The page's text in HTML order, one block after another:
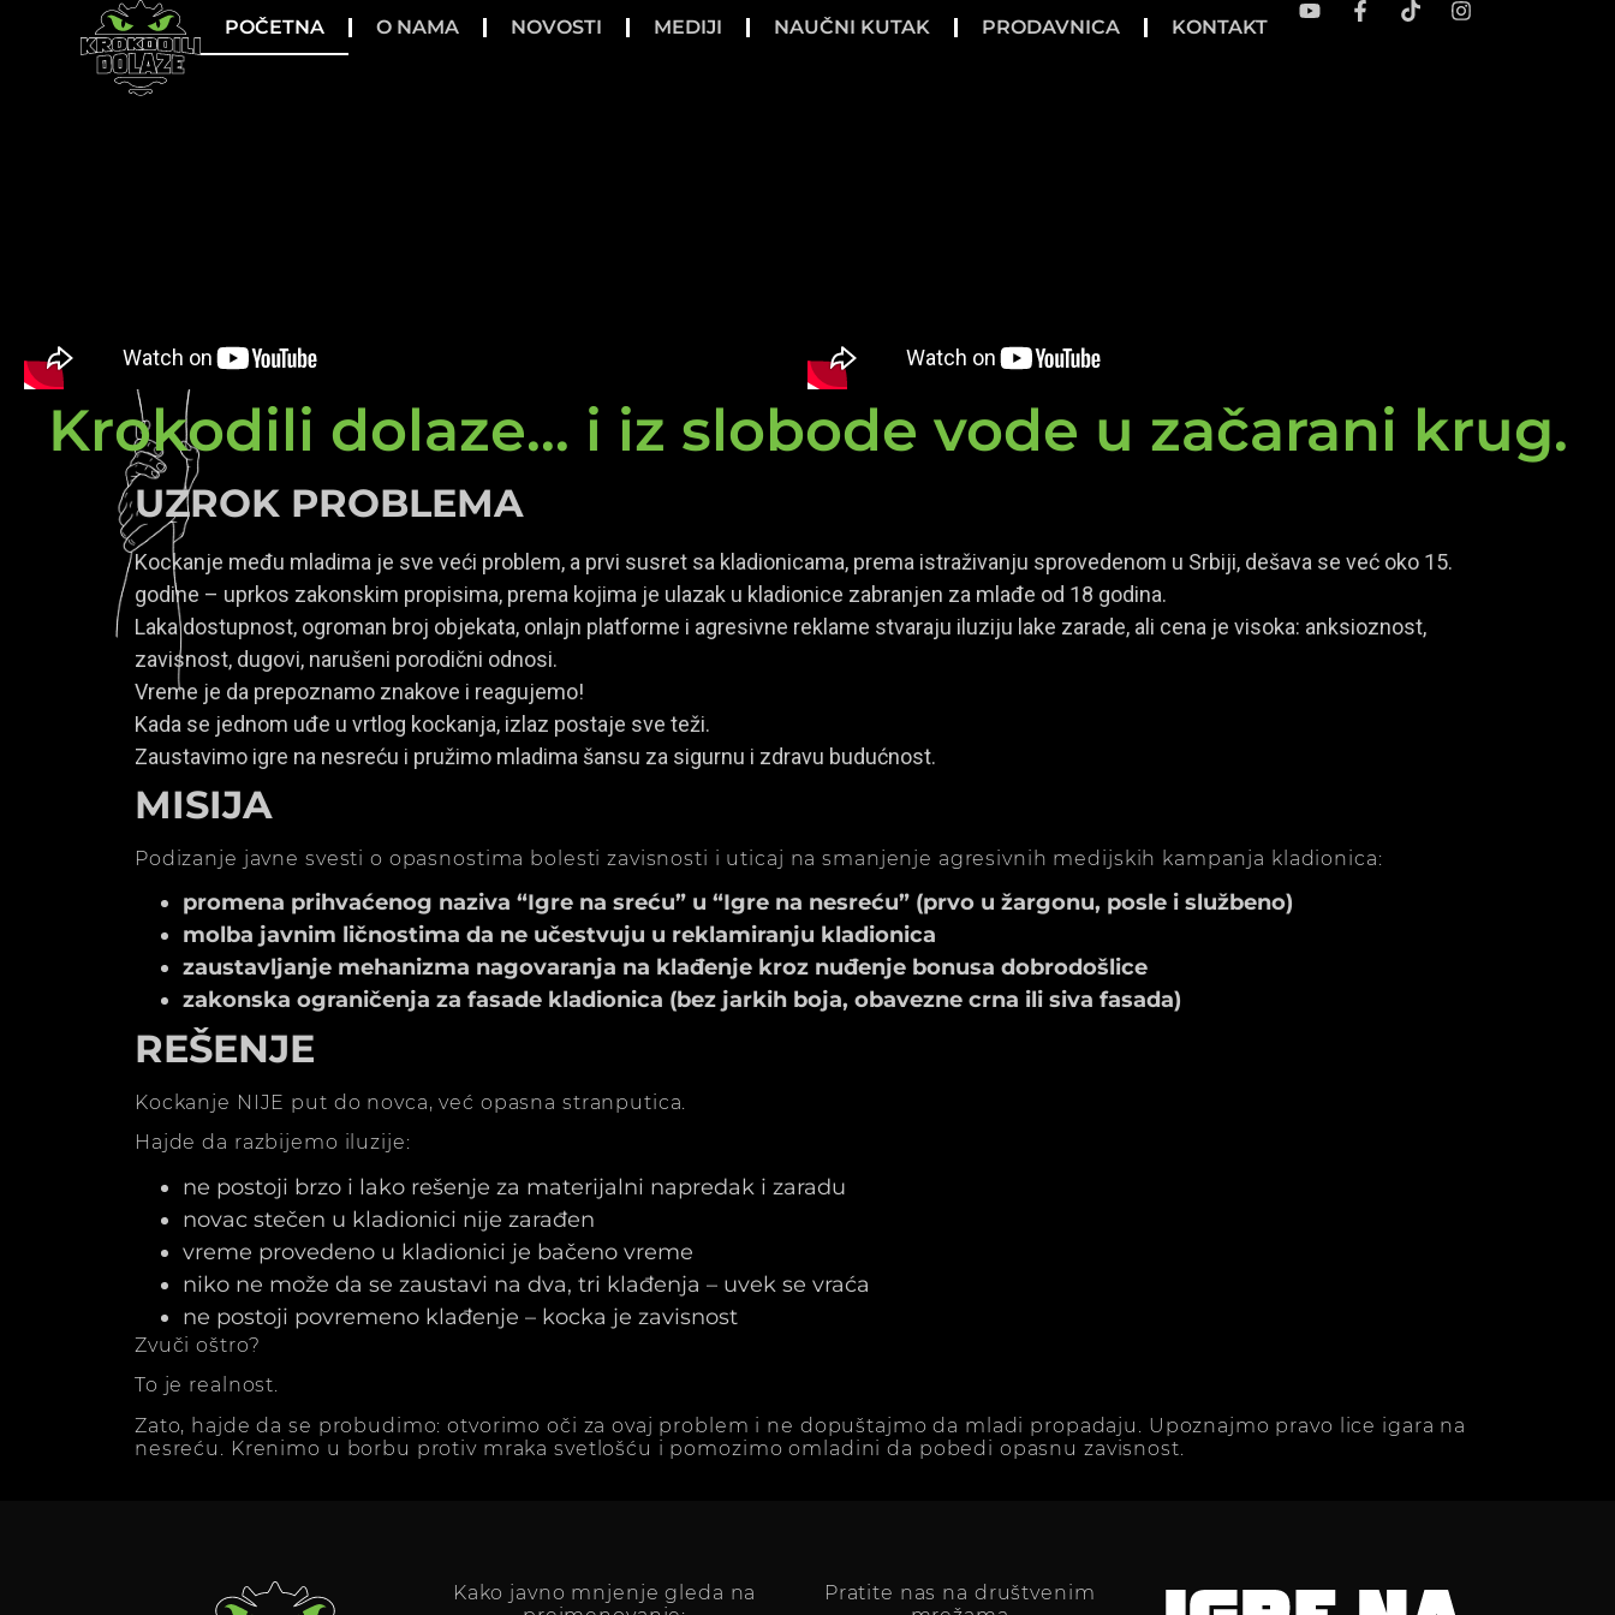
POČETNA O NAMA NOVOSTI MEDIJI NAUČNI KUTAK PRODAVNICA KONTAKT
Krokodili dolaze... i iz slobode vode u začarani krug.
UZROK PROBLEMA
Kockanje među mladima je sve veći problem, a prvi susret sa kladionicama, prema istraživanju sprovedenom u Srbiji, dešava se već oko 15.
godine – uprkos zakonskim propisima, prema kojima je ulazak u kladionice zabranjen za mlađe od 18 godina.
Laka dostupnost, ogroman broj objekata, onlajn platforme i agresivne reklame stvaraju iluziju lake zarade, ali cena je visoka: anksioznost,
zavisnost, dugovi, narušeni porodični odnosi.
Vreme je da prepoznamo znakove i reagujemo!
Kada se jednom uđe u vrtlog kockanja, izlaz postaje sve teži.
Zaustavimo igre na nesreću i pružimo mladima šansu za sigurnu i zdravu budućnost.
MISIJA
Podizanje javne svesti o opasnostima bolesti zavisnosti i uticaj na smanjenje agresivnih medijskih kampanja kladionica:
promena prihvaćenog naziva “Igre na sreću” u “Igre na nesreću” (prvo u žargonu, posle i službeno)
molba javnim ličnostima da ne učestvuju u reklamiranju kladionica
zaustavljanje mehanizma nagovaranja na klađenje kroz nuđenje bonusa dobrodošlice
zakonska ograničenja za fasade kladionica (bez jarkih boja, obavezne crna ili siva fasada)
REŠENJE
Kockanje NIJE put do novca, već opasna stranputica.
Hajde da razbijemo iluzije:
ne postoji brzo i lako rešenje za materijalni napredak i zaradu
novac stečen u kladionici nije zarađen
vreme provedeno u kladionici je bačeno vreme
niko ne može da se zaustavi na dva, tri klađenja – uvek se vraća
ne postoji povremeno klađenje – kocka je zavisnost
Zvuči oštro?
To je realnost.
Zato, hajde da se probudimo: otvorimo oči za ovaj problem i ne dopuštajmo da mladi propadaju. Upoznajmo pravo lice igara na
nesreću. Krenimo u borbu protiv mraka svetlošću i pomozimo omladini da pobedi opasnu zavisnost.
Kako javno mnjenje gleda na
Pratite nas na društvenim